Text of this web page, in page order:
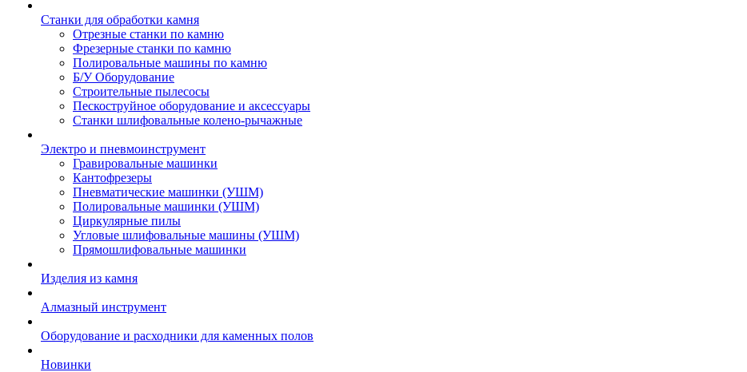
Станки для обработки камня
Отрезные станки по камню
Фрезерные станки по камню
Полировальные машины по камню
Б/У Оборудование
Строительные пылесосы
Пескоструйное оборудование и аксессуары
Станки шлифовальные колено-рычажные
Электро и пневмоинструмент
Гравировальные машинки
Кантофрезеры
Пневматические машинки (УШМ)
Полировальные машинки (УШМ)
Циркулярные пилы
Угловые шлифовальные машины (УШМ)
Прямошлифовальные машинки
Изделия из камня
Алмазный инструмент
Оборудование и расходники для каменных полов
Новинки